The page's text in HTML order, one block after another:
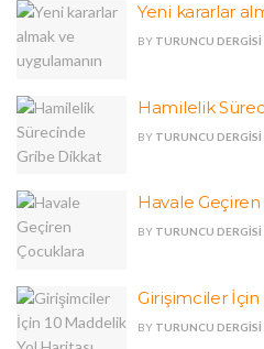
Yeni kararlar
BY TURUNCU DERGISI
Hamilelik
BY TURUNCU DERGISI
Havale
BY TURUNCU DERGISI
Girişimciler İçin
BY TURUNCU DERGISI